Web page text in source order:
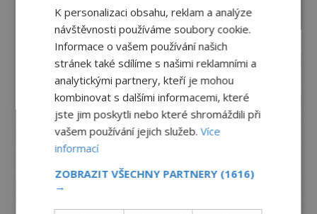
K personalizaci obsahu, reklam a analýze
návštěvnosti používáme soubory cookie.
Informace o vašem používání našich
stránek také sdílíme s našimi reklamními a
analytickými partnery, kteří je mohou
kombinovat s dalšími informacemi, které
jste jim poskytli nebo které shromáždili při
vašem používání jejich služeb.Více
informací
ZOBRAZIT VŠECHNY PARTNERY (1616)
→